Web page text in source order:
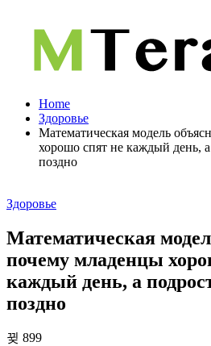
Home
Здоровье
Математическая модель
хорошо спят не каждый день,
поздно
Здоровье
Математическая
почему младенцы
каждый день, а
поздно
899